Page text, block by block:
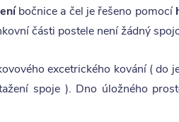
bočnice a čel je řešeno pomocí
části postele není žádný
excetrického kování ( do
spoje ). Dno úložného